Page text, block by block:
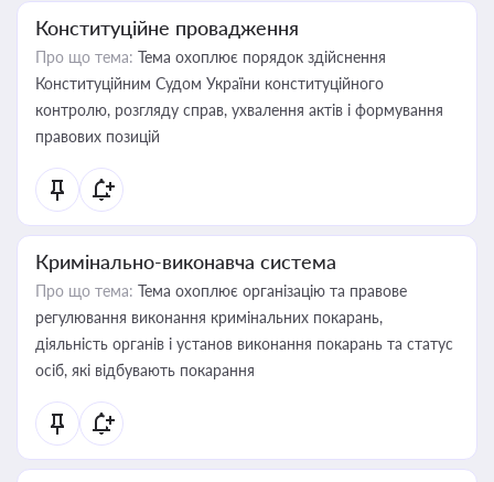
Конституційне провадження
Про що тема: Тема охоплює порядок здійснення
Конституційним Судом України конституційного
контролю, розгляду справ, ухвалення актів і формування
правових позицій
Кримінально-виконавча система
Про що тема: Тема охоплює організацію та правове
регулювання виконання кримінальних покарань,
діяльність органів і установ виконання покарань та статус
осіб, які відбувають покарання